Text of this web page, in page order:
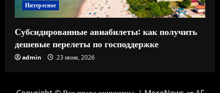
Интересное
Субсидированные авиабилеты: как получить
дешевые перелеты по господдержке
admin 23 июня, 2026